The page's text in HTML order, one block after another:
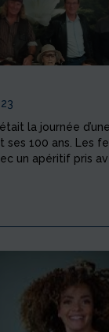
la journée
100 ans. Les
un apéritif pris